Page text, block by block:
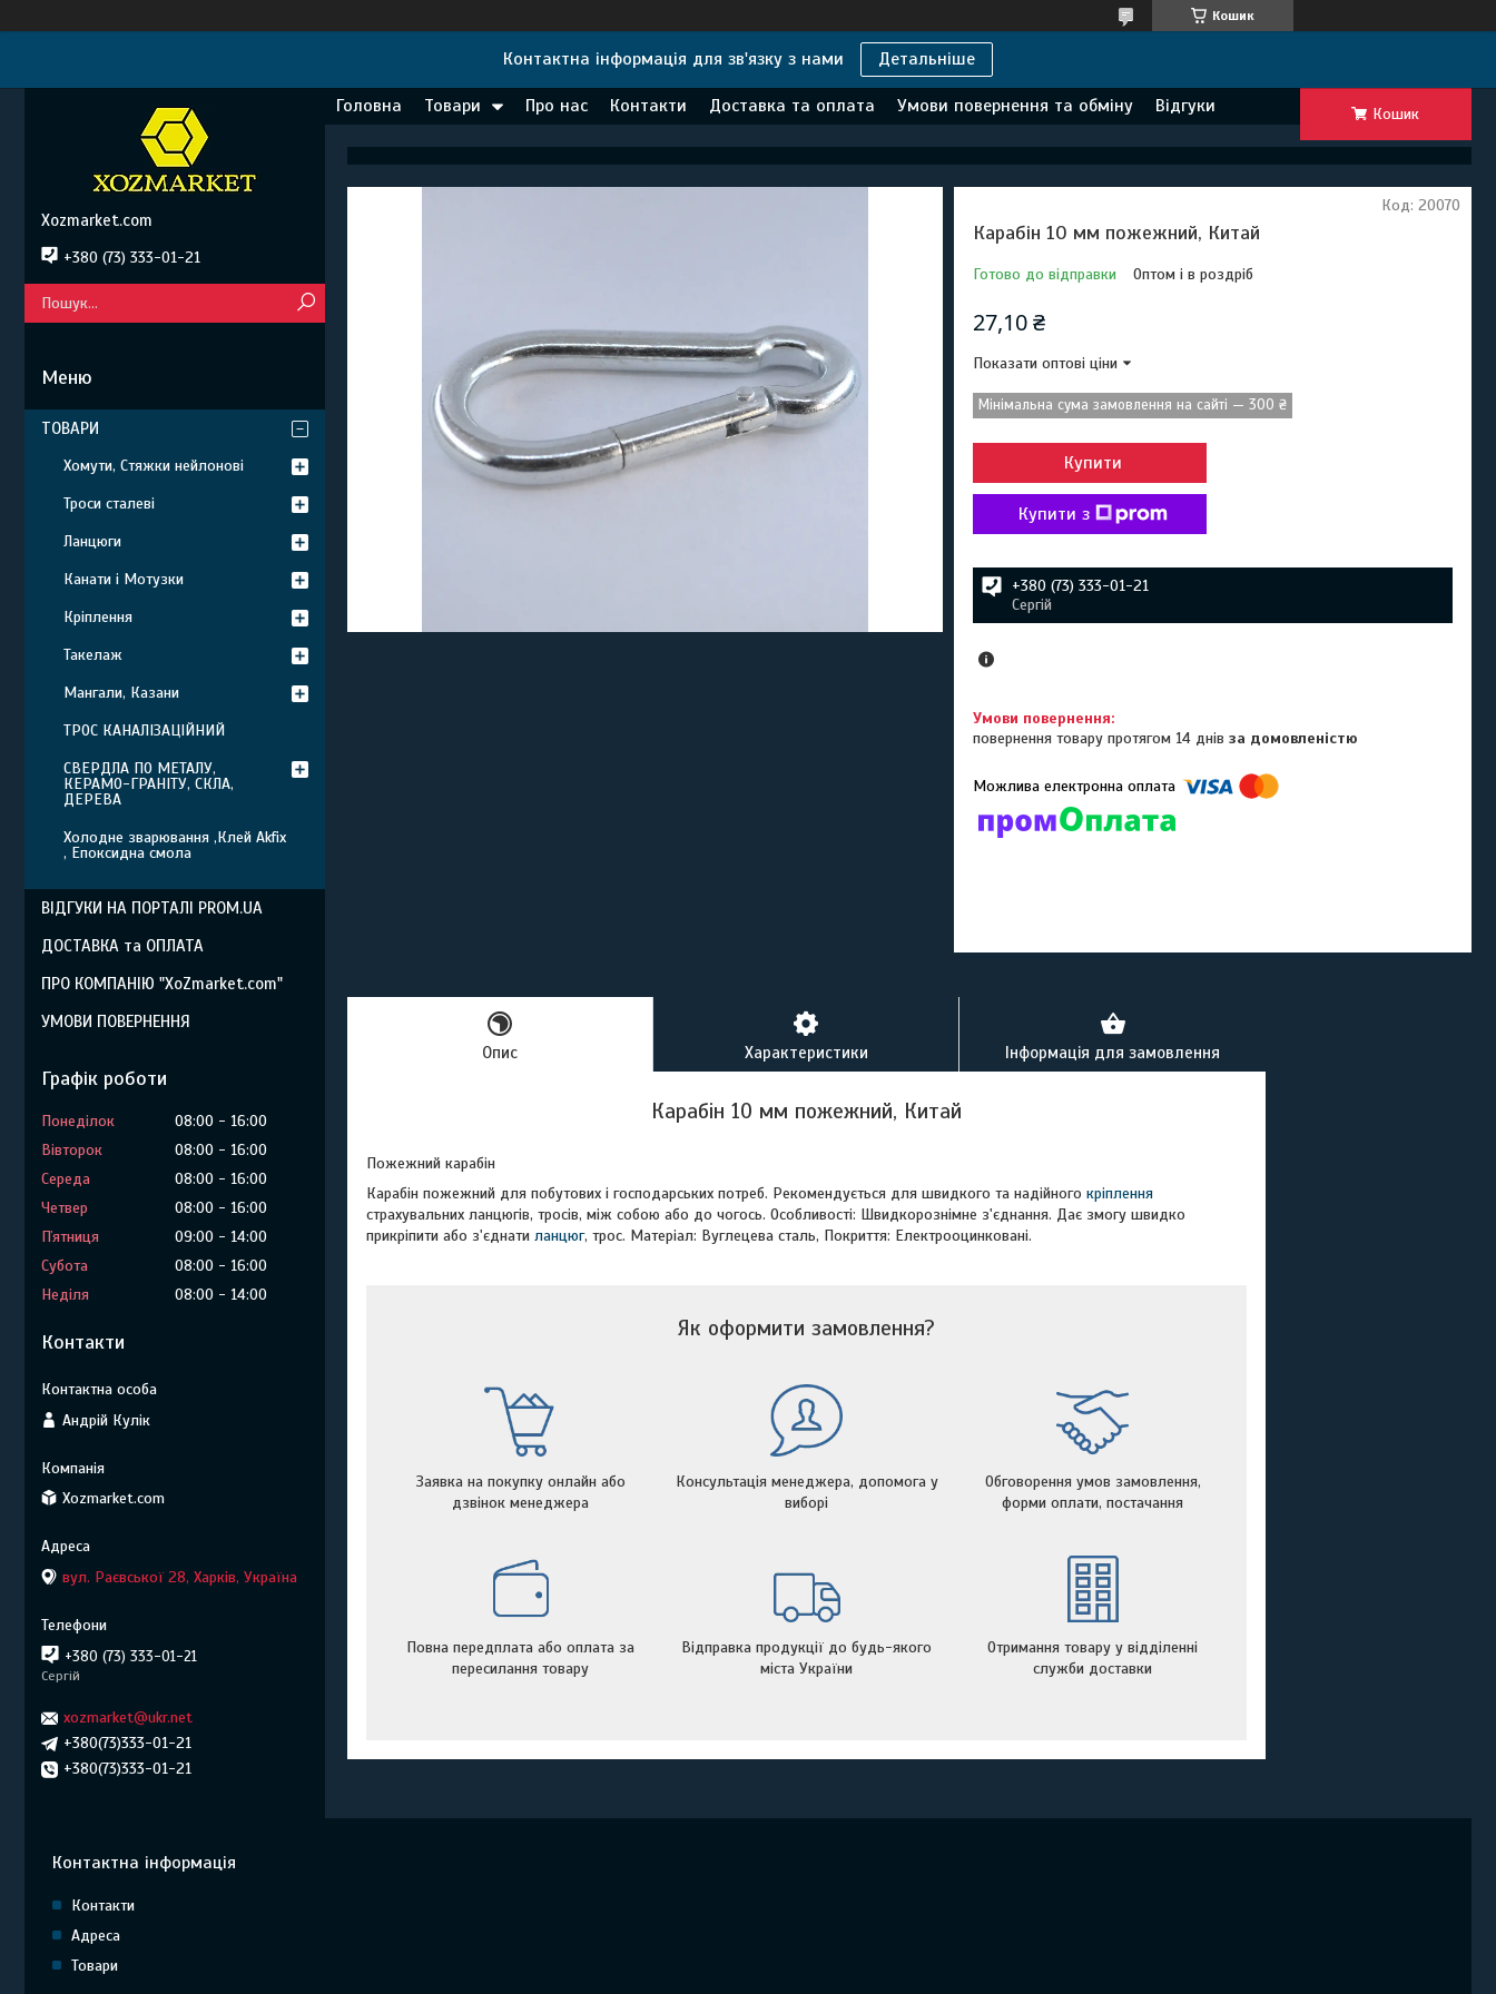
Кошик
Контактна інформація для зв'язку з нами Детальніше
Головна Товари Про нас Контакти Доставка та оплата Умови повернення та обміну Відгуки Кошик
Карабін 10 мм пожежний, Китай
Готово до відправки Оптом і в роздріб
Код: 20070
27,10 ₴
Показати оптові ціни
Мінімальна сума замовлення на сайті — 300 ₴
Купити
Купити з
+380 (73) 333-01-21
Сергій
повернення товару протягом 14 днівза домовленістю
Опис Характеристики Інформація для замовлення
Карабін 10 мм пожежний, Китай
Пожежний карабін
Карабін пожежний для побутових і господарських потреб. Рекомендується для швидкого та надійного кріплення
страхувальних ланцюгів, тросів, між собою або до чогось. Особливості: Швидкорознімне з'єднання. Дає змогу швидко
прикріпити або з'єднати ланцюг, трос. Матеріал: Вуглецева сталь, Покриття: Електрооцинковані.
Як оформити замовлення?
Заявка на покупку онлайн або
дзвінок менеджера
Консультація менеджера, допомога у
виборі
Обговорення умов замовлення,
форми оплати, постачання
Повна передплата або оплата за
пересилання товару
Відправка продукції до будь-якого
міста України
Отримання товару у відділенні
служби доставки
Xozmarket.com
+380 (73) 333-01-21
ТОВАРИ
Хомути, Стяжки нейлонові
Троси сталеві
Ланцюги
Канати і Мотузки
Кріплення
Такелаж
Мангали, Казани
ТРОС КАНАЛІЗАЦІЙНИЙ
СВЕРДЛА ПО МЕТАЛУ,
КЕРАМО-ГРАНІТУ, СКЛА,
ДЕРЕВА
Холодне зварювання ,Клей Akfix
, Епоксидна смола
ВІДГУКИ НА ПОРТАЛІ PROM.UA
ДОСТАВКА та ОПЛАТА
ПРО КОМПАНІЮ "XoZmarket.com"
УМОВИ ПОВЕРНЕННЯ
Графік роботи
Понеділок 08:00
16:00
Вівторок
08:00
16:00
Середа
08:00
16:00
Четвер
08:00
16:00
Пʼятниця
09:00
14:00
Субота
08:00
16:00
Неділя
08:00 14:00
Контакти
Андрій Кулік
Xozmarket.com
вул. Раєвської 28, Харків, Україна
+380 (73) 333-01-21
Сергій
xozmarket@ukr.net
+380(73)333-01-21
+380(73)333-01-21
Контактна інформація
Контакти
Адреса
Товари